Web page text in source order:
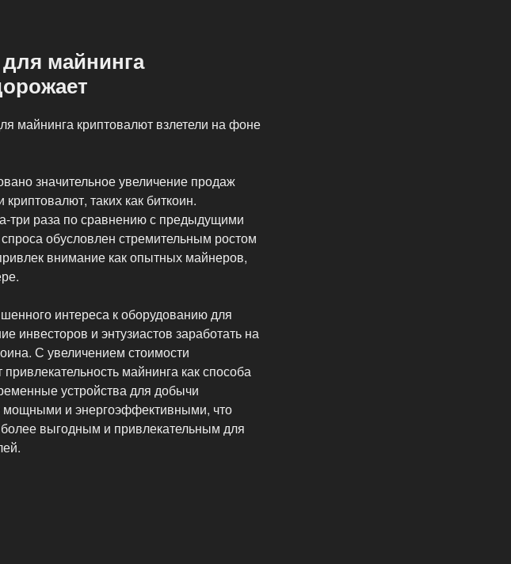
майнинга
майнинга криптовалют взлетели на фоне
значительное увеличение продаж
таких как биткоин.
три раза по сравнению с предыдущими
обусловлен стремительным ростом
внимание как опытных майнеров,
интереса к оборудованию для
инвесторов и энтузиастов заработать на
С увеличением стоимости
майнинга как способа
устройства для добычи
мощными и энергоэффективными, что
выгодным и привлекательным для